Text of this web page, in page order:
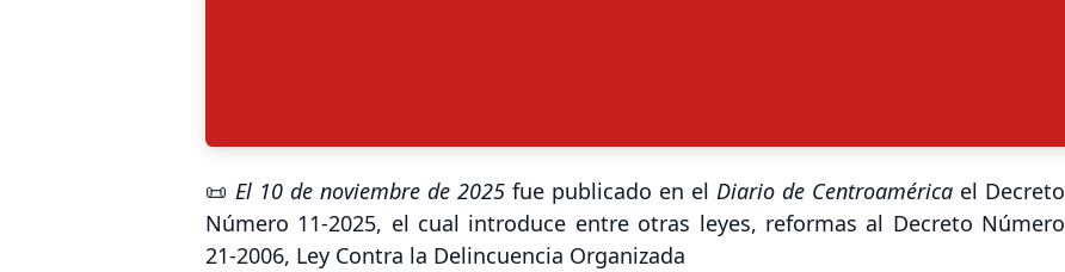
📜 El 10 de noviembre de 2025 fue publicado en el Diario de Centroamérica el Decreto
Número 11-2025, el cual introduce entre otras leyes, reformas al Decreto Número
21-2006, Ley Contra la Delincuencia Organizada